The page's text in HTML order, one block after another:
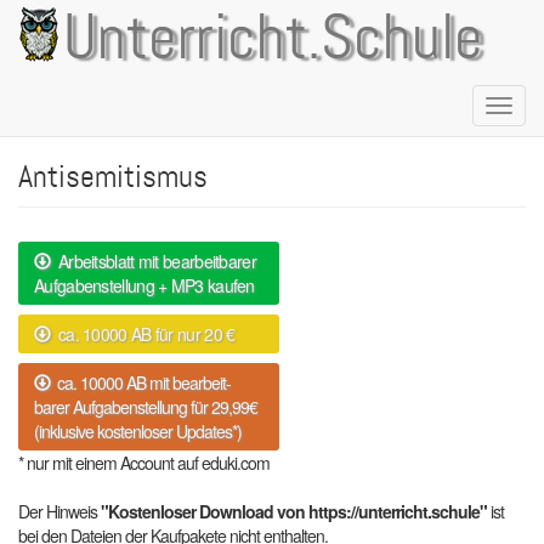
Direkt
zum
Inhalt
Unterricht.Schule
Antisemitismus
Arbeitsblatt mit bearbeitbarer
Aufgabenstellung + MP3 kaufen
ca. 10000 AB für nur 20 €
ca. 10000 AB mit bearbeit-
barer Aufgabenstellung für 29,99€
(inklusive kostenloser Updates*)
* nur mit einem Account auf eduki.com
Der Hinweis"Kostenloser Download von https://unterricht.schule"ist
bei den Dateien der Kaufpakete nicht enthalten.